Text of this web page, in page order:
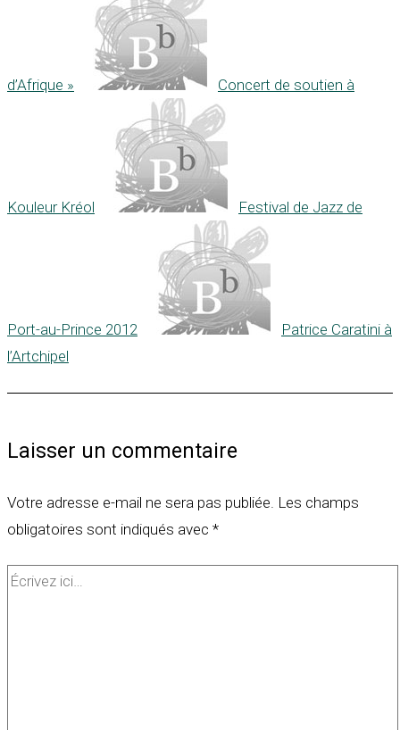
d’Afrique » Concert de soutien à
Kouleur Kréol Festival de Jazz de
Port-au-Prince 2012
Patrice Caratini à
l’Artchipel
Laisser un commentaire
Votre adresse e-mail ne sera pas publiée. Les champs
obligatoires sont indiqués avec *
Écrivez